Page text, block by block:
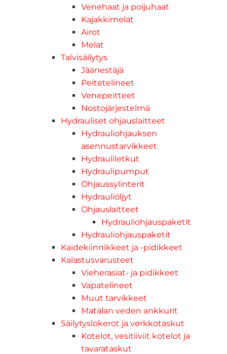
Venehaat ja poijuhaat
Kajakkimelat
Airot
Melat
Talvisäilytys
Jäänestäjä
Peitetelineet
Venepeitteet
Nostojärjestelmä
Hydrauliset ohjauslaitteet
Hydrauliohjauksen
asennustarvikkeet
Hydrauliletkut
Hydraulipumput
Ohjaussylinterit
Hydrauliöljyt
Ohjauslaitteet
Hydrauliohjauspaketit
Hydrauliohjauspaketit
Kaidekiinnikkeet ja -pidikkeet
Kalastusvarusteet
Vieherasiat- ja pidikkeet
Vapatelineet
Muut tarvikkeet
Matalan veden ankkurit
Säilytyslokerot ja verkkotaskut
Kotelot, vesitiiviit kotelot ja
tavarataskut